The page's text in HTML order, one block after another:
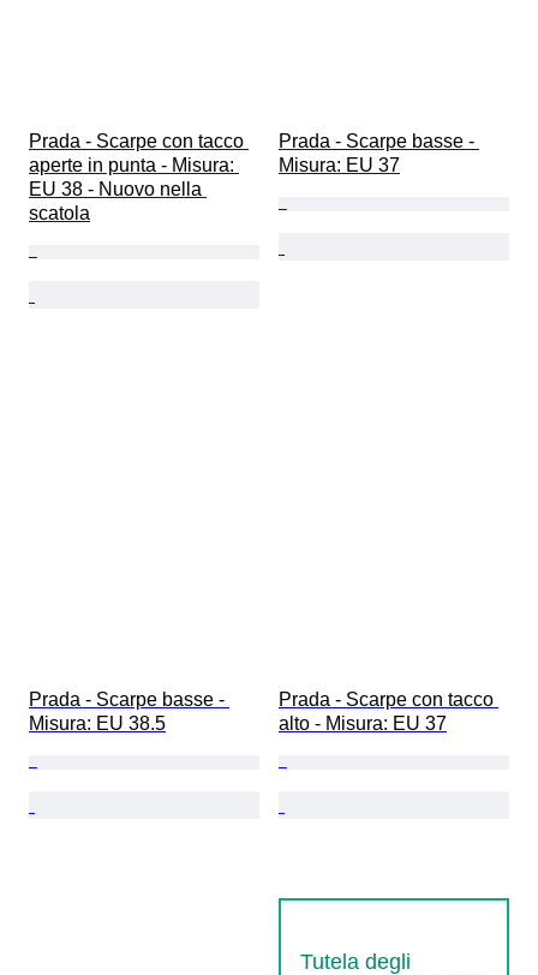
Prada - Scarpe con tacco
aperte in punta - Misura:
EU 38 - Nuovo nella
scatola
Prada - Scarpe basse -
Misura: EU 37
Prada - Scarpe basse -
Misura: EU 38.5
Prada - Scarpe con tacco
alto - Misura: EU 37
Tutela degli